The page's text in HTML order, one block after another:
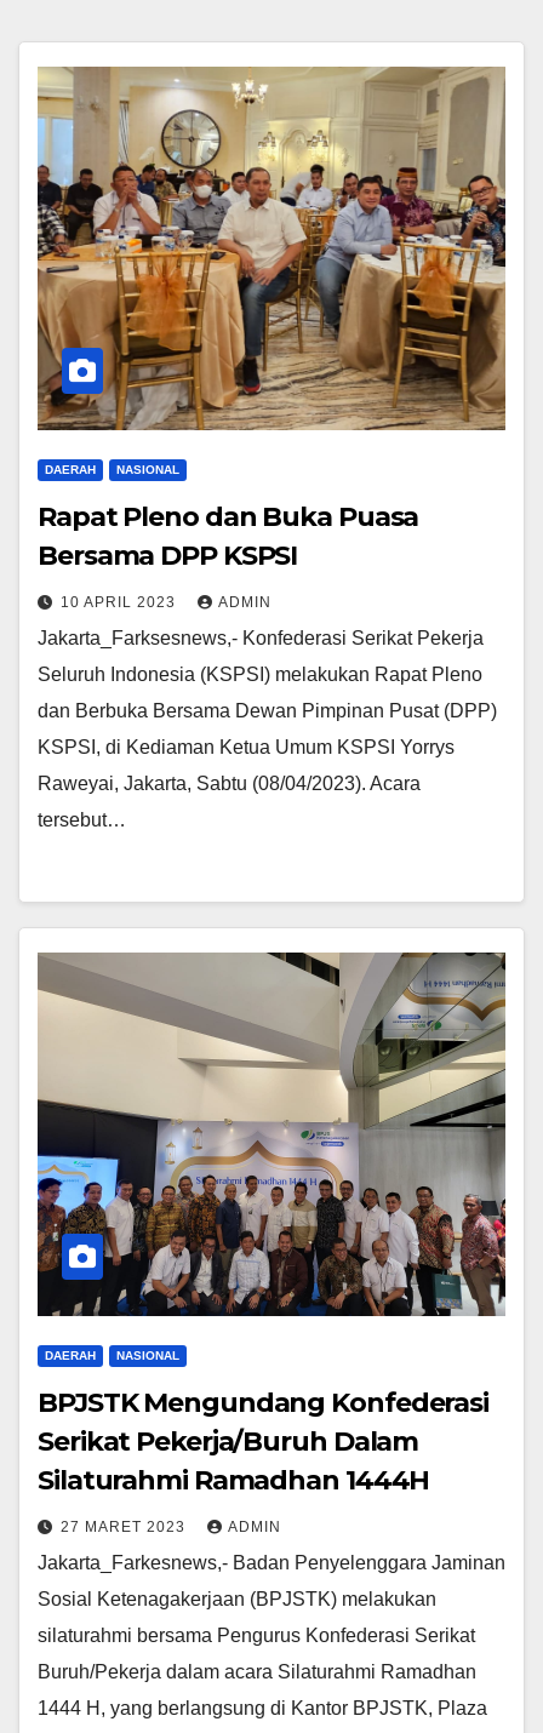
DAERAH NASIONAL
Rapat Pleno dan Buka Puasa
Bersama DPP KSPSI
10 APRIL 2023 ADMIN
Jakarta_Farksesnews,- Konfederasi Serikat Pekerja
Seluruh Indonesia (KSPSI) melakukan Rapat Pleno
dan Berbuka Bersama Dewan Pimpinan Pusat (DPP)
KSPSI, di Kediaman Ketua Umum KSPSI Yorrys
Raweyai, Jakarta, Sabtu (08/04/2023). Acara
tersebut…
DAERAH NASIONAL
BPJSTK Mengundang Konfederasi
Serikat Pekerja/Buruh Dalam
Silaturahmi Ramadhan 1444H
27 MARET 2023 ADMIN
Jakarta_Farkesnews,- Badan Penyelenggara Jaminan
Sosial Ketenagakerjaan (BPJSTK) melakukan
silaturahmi bersama Pengurus Konfederasi Serikat
Buruh/Pekerja dalam acara Silaturahmi Ramadhan
1444 H, yang berlangsung di Kantor BPJSTK, Plaza